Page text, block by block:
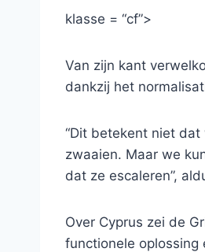
klasse = “cf”>
Van zijn kant
dankzij het
“Dit betekent niet
zwaaien. Maar we
dat ze escaleren”,
Over Cyprus zei de
functionele